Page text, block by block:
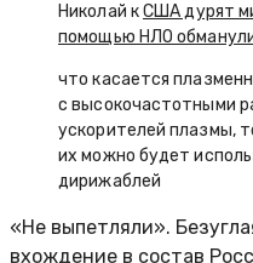
Николай кСША дурят
помощью НЛО
что касается
с высокочастотными
ускорителей плазмы,
их можно будет
дирижаблей
«Не выпетляли».
вхождение в состав